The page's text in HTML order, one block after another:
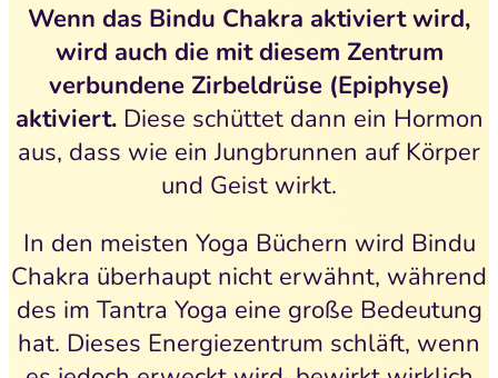
Wenn das Bindu Chakra aktiviert wird,
wird auch die mit diesem Zentrum
verbundene Zirbeldrüse (Epiphyse)
aktiviert.Diese schüttet dann ein Hormon
aus, dass wie ein Jungbrunnen auf Körper
und Geist wirkt.
In den meisten Yoga Büchern wird Bindu
Chakra überhaupt nicht erwähnt, während
des im Tantra Yoga eine große Bedeutung
hat. Dieses Energiezentrum schläft, wenn